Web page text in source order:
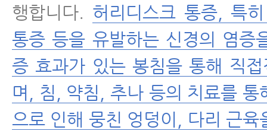
행합니다. 허리디스크 통증, 특
통증 등을 유발하는 신경의 염증
증 효과가 있는 봉침을 통해 직
며, 침, 약침, 추나 등의 치료를 통
으로 인해 뭉친 엉덩이, 다리 근육